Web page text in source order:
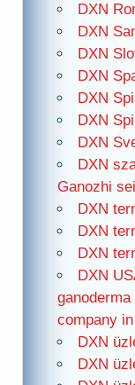
DXN
DXN
DXN
DXN
DXN
DXN
DXN
DXN
Ganozhi
DXN
DXN
DXN
DXN
company
DXN
DXN